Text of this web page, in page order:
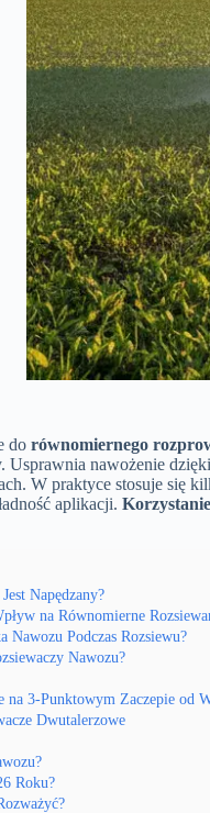
do równomiernego
Usprawnia nawożenie dzięki
W praktyce stosuje się
aplikacji.
Napędzany?
na Równomierne
Nawozu Podczas Rozsiewu?
Nawozu?
na 3-Punktowym Zaczepie od
Dwutalerzowe
Roku?